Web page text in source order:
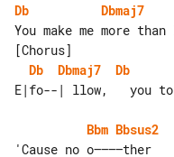
Db
Dbmaj7
[Chorus]
Db
Dbmaj7 Db
Bbm Bbsus2